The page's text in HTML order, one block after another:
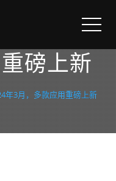
| 2024年3
磅上新
年3月，多款应用重磅上新